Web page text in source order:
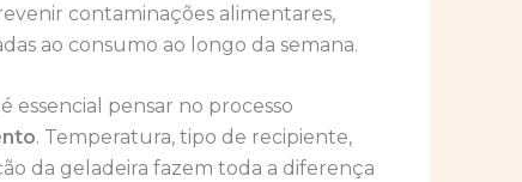
contaminações alimentares,
ao consumo ao longo da semana.
essencial pensar no processo
. Temperatura, tipo de recipiente,
da geladeira fazem toda a diferença